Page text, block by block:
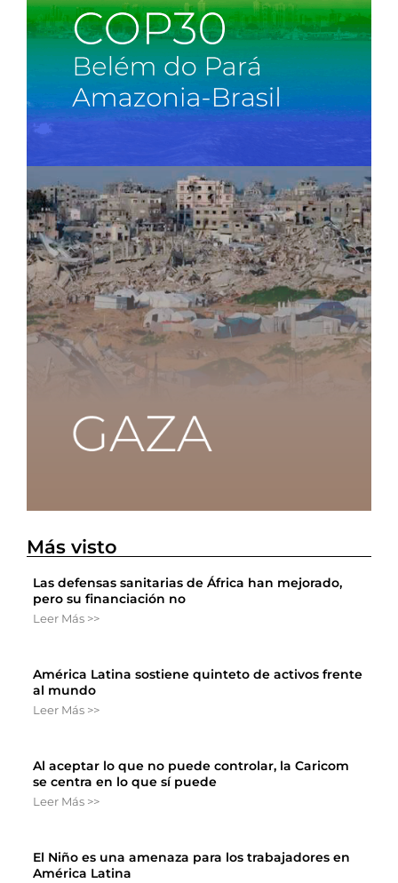
Más visto
Las defensas sanitarias de África han mejorado,
pero su financiación no
Leer Más >>
América Latina sostiene quinteto de activos frente
al mundo
Leer Más >>
Al aceptar lo que no puede controlar, la Caricom
se centra en lo que sí puede
Leer Más >>
El Niño es una amenaza para los trabajadores en
América Latina